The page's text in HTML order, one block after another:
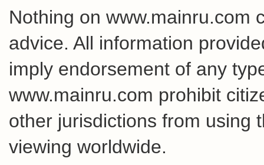
Nothing on www.mainru.com
advice. All information
imply endorsement of any
www.mainru.com prohibit
other jurisdictions from using
viewing worldwide.